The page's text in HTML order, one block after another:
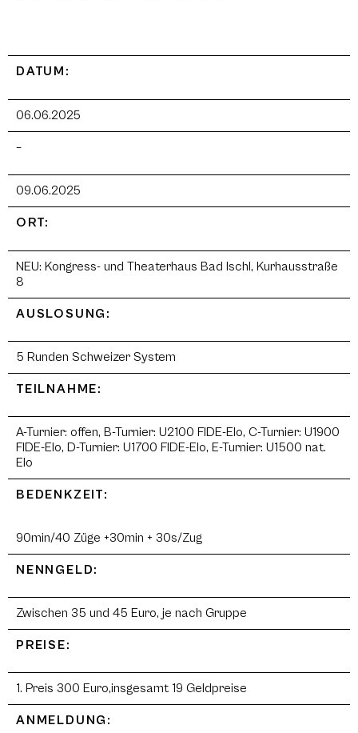
DATUM:
06.06.2025
–
09.06.2025
ORT:
NEU: Kongress- und Theaterhaus Bad Ischl, Kurhausstraße
8
AUSLOSUNG:
5 Runden Schweizer System
TEILNAHME:
A-Turnier: offen, B-Turnier: U2100 FIDE-Elo, C-Turnier: U1900
FIDE-Elo, D-Turnier: U1700 FIDE-Elo, E-Turnier: U1500 nat.
Elo
BEDENKZEIT:
90min/40 Züge +30min + 30s/Zug
NENNGELD:
Zwischen 35 und 45 Euro, je nach Gruppe
PREISE:
1. Preis 300 Euro,insgesamt 19 Geldpreise
ANMELDUNG: